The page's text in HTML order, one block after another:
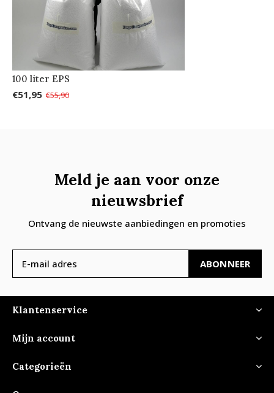
100 liter EPS
€51,95 €55,90
Meld je aan voor onze
nieuwsbrief
Ontvang de nieuwste aanbiedingen en promoties
ABONNEER
Klantenservice
Mijn account
Categorieën